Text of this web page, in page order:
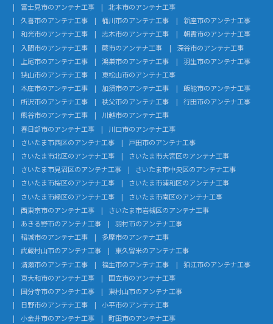
富士見市のアンテナ工事
北本市のアンテナ工事
久喜市のアンテナ工事
桶川市のアンテナ工事
新座市のアンテナ工事
和光市のアンテナ工事
志木市のアンテナ工事
朝霞市のアンテナ工事
入間市のアンテナ工事
蕨市のアンテナ工事
深谷市のアンテナ工事
上尾市のアンテナ工事
鴻巣市のアンテナ工事
羽生市のアンテナ工事
狭山市のアンテナ工事
東松山市のアンテナ工事
本庄市のアンテナ工事
加須市のアンテナ工事
飯能市のアンテナ工事
所沢市のアンテナ工事
秩父市のアンテナ工事
行田市のアンテナ工事
熊谷市のアンテナ工事
川越市のアンテナ工事
春日部市のアンテナ工事
川口市のアンテナ工事
さいたま市西区のアンテナ工事
戸田市のアンテナ工事
さいたま市北区のアンテナ工事
さいたま市大宮区のアンテナ工事
さいたま市見沼区のアンテナ工事
さいたま市中央区のアンテナ工事
さいたま市桜区のアンテナ工事
さいたま市浦和区のアンテナ工事
さいたま市緑区のアンテナ工事
さいたま市南区のアンテナ工事
西東京市のアンテナ工事
さいたま市岩槻区のアンテナ工事
あきる野市のアンテナ工事
羽村市のアンテナ工事
稲城市のアンテナ工事
多摩市のアンテナ工事
武蔵村山市のアンテナ工事
東久留米のアンテナ工事
清瀬市のアンテナ工事
福生市のアンテナ工事
狛江市のアンテナ工事
東大和市のアンテナ工事
国立市のアンテナ工事
国分寺市のアンテナ工事
東村山市のアンテナ工事
日野市のアンテナ工事
小平市のアンテナ工事
小金井市のアンテナ工事
町田市のアンテナ工事